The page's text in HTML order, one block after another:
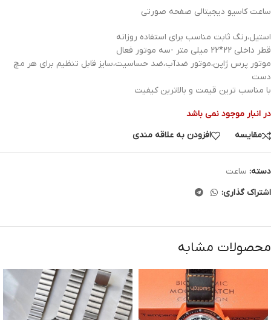
ساعت کاسیو دیجیتالی صفحه صورتی
استیل،رنگ ثابت مناسب برای استفاده روزانه
قطر داخلی 22*22 میلی متر -سه موتور فعال
موتور پرس ژاپن،موتور ضدآب،ضد حساسیت،سایز قابل تنظیم برای هر مچ
دست
با مناسب ترین قیمت و بالاترین کیفیت
در انبار موجود نمی باشد
مقایسه
افزودن به علاقه مندی
دسته: ساعت
اشتراک گذاری:
محصولات مشابه